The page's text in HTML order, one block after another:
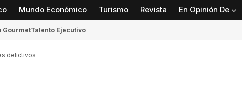
Mundo Económico Turismo Revista En Opinión De
GourmetTalento Ejecutivo
delictivos